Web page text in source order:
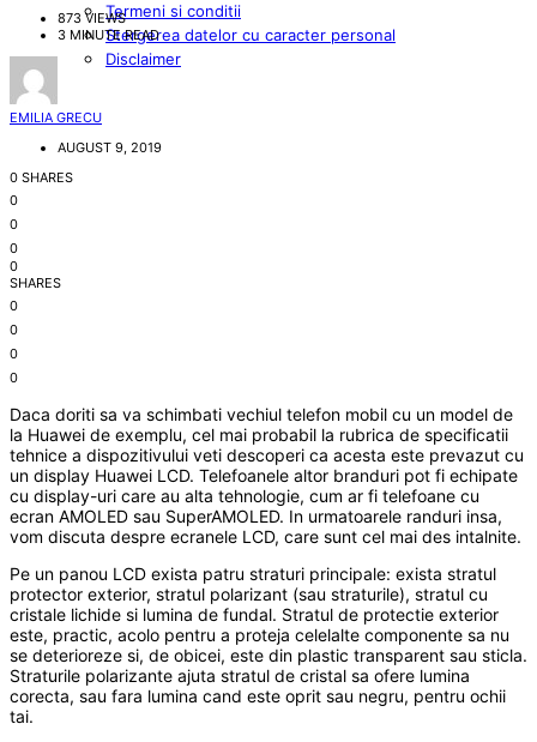
Termeni si conditii
Stergerea datelor cu caracter personal
Disclaimer
873 VIEWS
3 MINUTE READ
EMILIA GRECU
AUGUST 9, 2019
0 SHARES
0
0
0
0
SHARES
0
0
0
0
Daca doriti sa va schimbati vechiul telefon mobil cu un model de
la Huawei de exemplu, cel mai probabil la rubrica de specificatii
tehnice a dispozitivului veti descoperi ca acesta este prevazut cu
un display Huawei LCD. Telefoanele altor branduri pot fi echipate
cu display-uri care au alta tehnologie, cum ar fi telefoane cu
ecran AMOLED sau SuperAMOLED. In urmatoarele randuri insa,
vom discuta despre ecranele LCD, care sunt cel mai des intalnite.
Pe un panou LCD exista patru straturi principale: exista stratul
protector exterior, stratul polarizant (sau straturile), stratul cu
cristale lichide si lumina de fundal. Stratul de protectie exterior
este, practic, acolo pentru a proteja celelalte componente sa nu
se deterioreze si, de obicei, este din plastic transparent sau sticla.
Straturile polarizante ajuta stratul de cristal sa ofere lumina
corecta, sau fara lumina cand este oprit sau negru, pentru ochii
tai.